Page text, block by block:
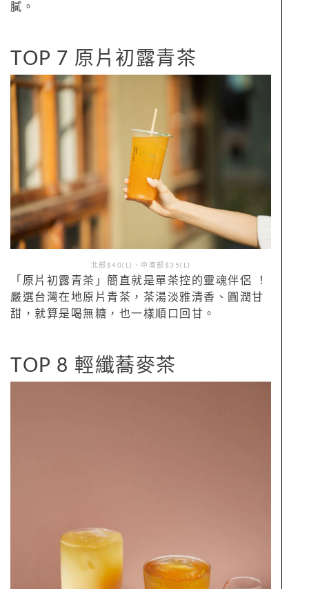
膩。
TOP 7 原片初露青茶
北部$40(L)、中南部$35(L)
「原片初露青茶」簡直就是單茶控的靈魂伴侶 ！
嚴選台灣在地原片青茶，茶湯淡雅清香、圓潤甘
甜，就算是喝無糖，也一樣順口回甘。
TOP 8 輕纖蕎麥茶